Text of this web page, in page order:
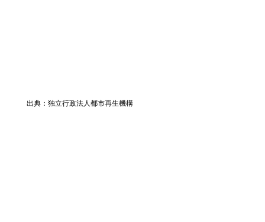
出典：独立行政法人都市再生機構